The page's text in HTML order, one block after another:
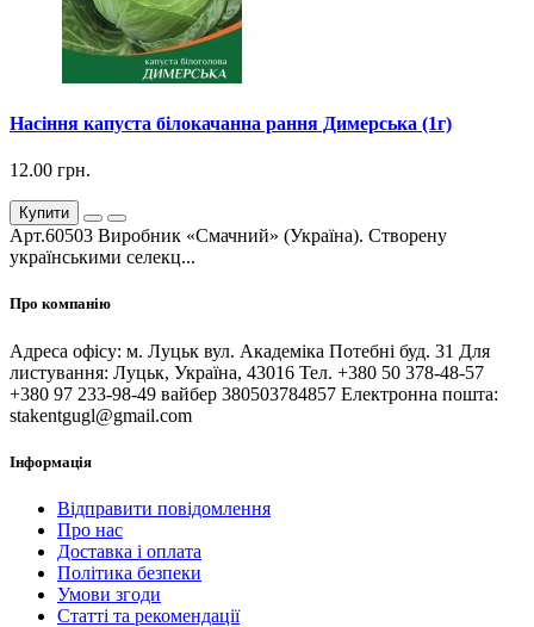
Насіння капуста білокачанна рання Димерська (1г)
12.00 грн.
Купити
Арт.60503 Виробник «Смачний» (Україна). Створену
українськими селекц...
Про компанію
Адреса офісу: м. Луцьк вул. Академіка Потебні буд. 31 Для
листування: Луцьк, Україна, 43016 Тел. +380 50 378-48-57
+380 97 233-98-49 вайбер 380503784857 Електронна пошта:
stakentgugl@gmail.com
Інформація
Відправити повідомлення
Про нас
Доставка і оплата
Політика безпеки
Умови згоди
Статті та рекомендації